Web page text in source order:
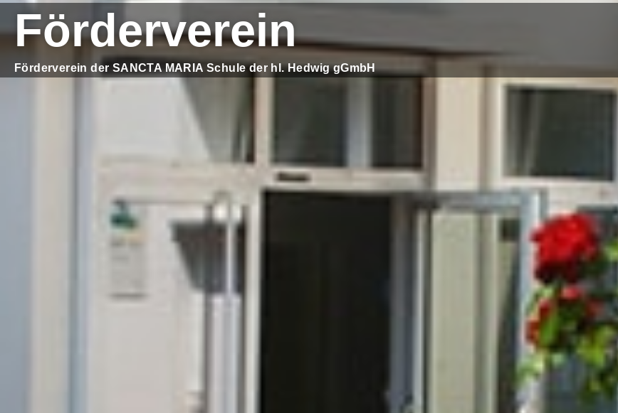
Förderverein
Förderverein der SANCTA MARIA Schule der hl. Hedwig gGmbH